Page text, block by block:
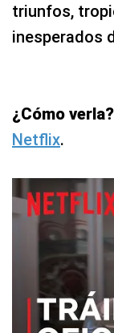
triunfos,
inesperados
¿Cómo verla?
Netflix.